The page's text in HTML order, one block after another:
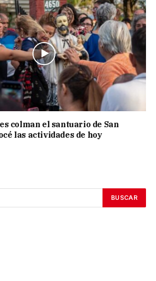
colman el santuario de San
las actividades de hoy